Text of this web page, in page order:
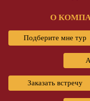
О
Подберите мне тур
Заказать встречу